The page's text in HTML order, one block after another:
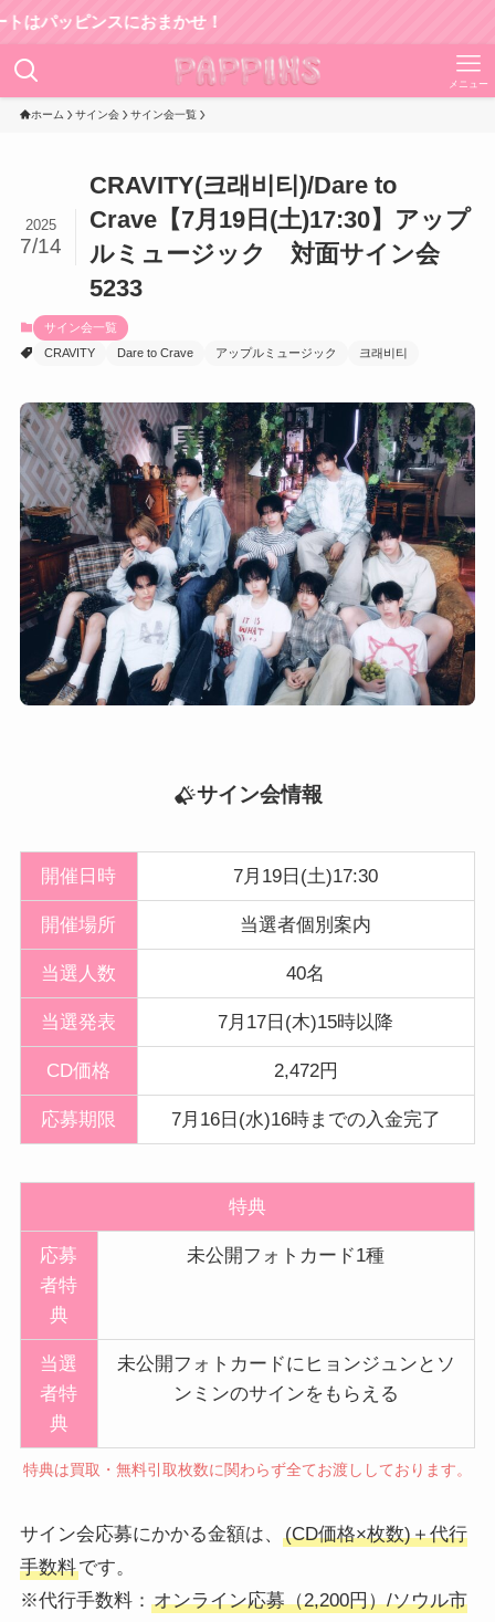
ピンスにおまかせ！
メニュー
ホーム サイン会 サイン会一覧
CRAVITY(크래비티)/Dare to
Crave【7月19日(土)17:30】アップ
ルミュージック 対面サイン会
5233
2025
7/14
サイン会一覧
CRAVITY
Dare to Crave アップルミュージック 크래비티
サイン会情報
開催日時 7月19日(土)17:30
開催場所 当選者個別案内
当選人数 40名
当選発表 7月17日(木)15時以降
CD価格 2,472円
応募期限 7月16日(水)16時までの入金完了
特典
応募
者特
典
未公開フォトカード1種
当選
者特
典
未公開フォトカードにヒョンジュンとソ
ンミンのサインをもらえる
特典は買取・無料引取枚数に関わらず全てお渡ししております。
サイン会応募にかかる金額は、
(CD価格×枚数)＋代行
手数料です。
※代行手数料： オンライン応募（2,200円）/ソウル市